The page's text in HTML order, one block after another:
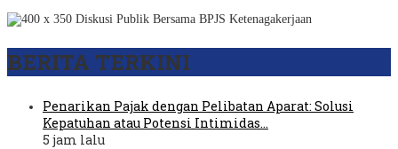
BERITA TERKINI
Penarikan Pajak dengan Pelibatan Aparat: Solusi
Kepatuhan atau Potensi Intimidas…
5 jam lalu